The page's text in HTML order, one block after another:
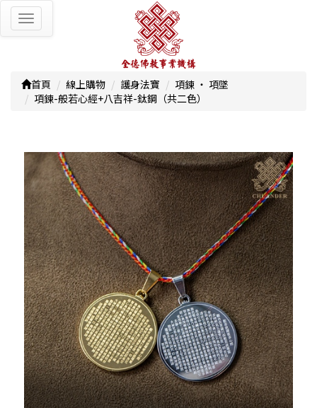
Toggle
navigation
首頁 線上購物 護身法寶
項鍊 ‧ 項墜
項鍊-般若心經+八吉祥-鈦鋼（共二色）